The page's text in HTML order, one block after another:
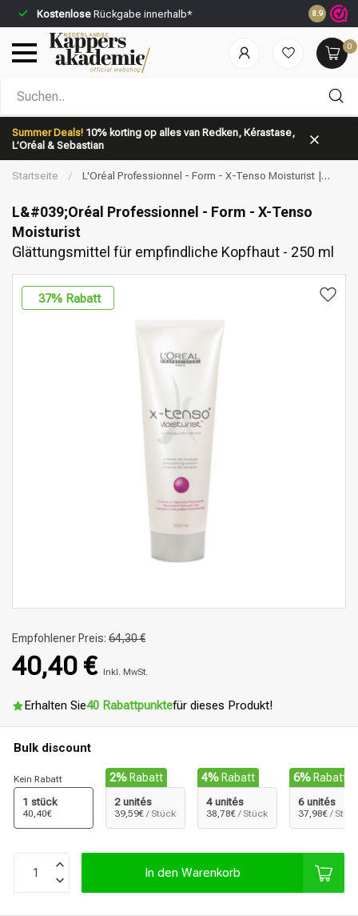
Kostenlose Rückgabe innerhalb* Vor 23:59
8.9
0
Summer Deals! 10% korting op alles van Redken, Kérastase,
L’Oréal & Sebastian
Nach welcher Kategorie suchst du?
Marken Haarpflege
Startseite /
L'Oréal Professionnel - Form - X-Tenso Moisturist |
L&#039;Oréal Professionnel - Form - X-Tenso
Moisturist
Glättungsmittel für empfindliche Kopfhaut - 250 ml
37% Rabatt
Empfohlener Preis: 64,30 €
40,40 € Inkl. MwSt.
Erhalten Sie40 Rabattpunktefür dieses Produkt!
Bulk discount
Kein Rabatt
1 stück
40,40€
2% Rabatt
2 unités
39,59€ / Stück
4% Rabatt
4 unités
38,78€ / Stück
6% Rabatt
6 unités
37,98€ /
In den Warenkorb